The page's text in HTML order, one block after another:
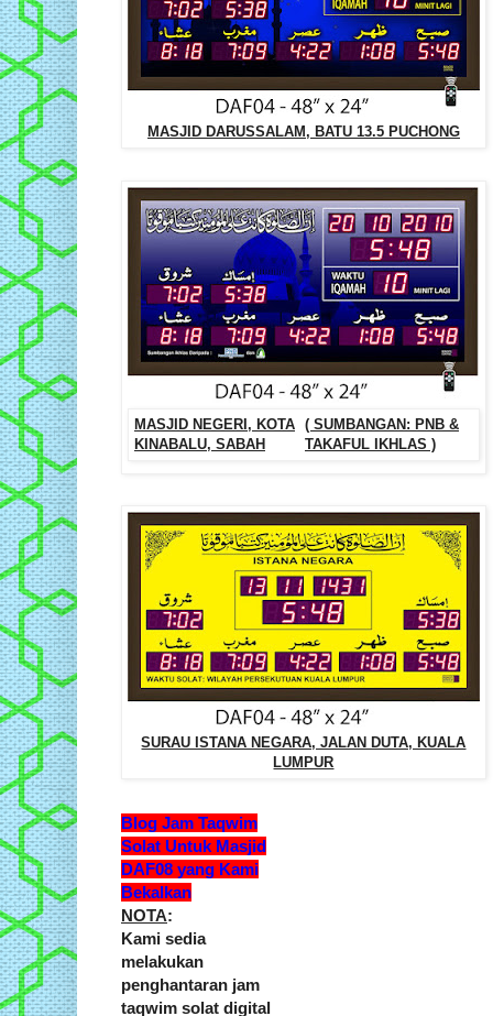
MASJID DARUSSALAM, BATU 13.5 PUCHONG
MASJID NEGERI, KOTA
KINABALU, SABAH
( SUMBANGAN: PNB &
TAKAFUL IKHLAS )
SURAU ISTANA NEGARA, JALAN DUTA, KUALA
LUMPUR
Blog Jam Taqwim
Solat Untuk Masjid
DAF08 yang Kami
Bekalkan
NOTA:
Kami sedia
melakukan
penghantaran jam
taqwim solat digital